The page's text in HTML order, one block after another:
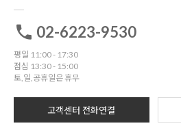
02-6223-9530
평일 11:00 - 17:30
점심 13:30 - 15:00
토,일,공휴일은 휴무
고객센터 전화연결